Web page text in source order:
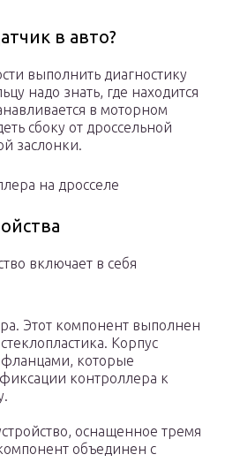
в авто?
выполнить диагностику
надо знать, где находится
в моторном
сбоку от дроссельной
заслонки.
на дросселе
включает в себя
Этот компонент выполнен
Корпус
фланцами, которые
контроллера к
оснащенное тремя
объединен с